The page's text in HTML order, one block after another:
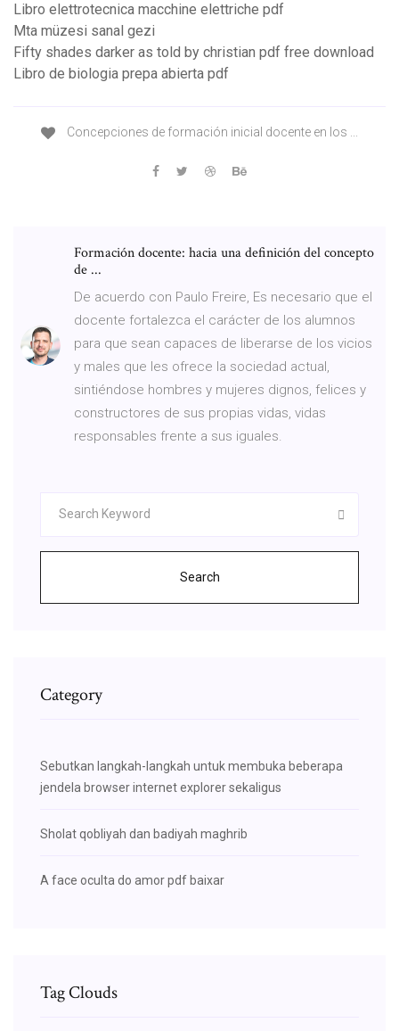
Libro elettrotecnica macchine elettriche pdf
Mta müzesi sanal gezi
Fifty shades darker as told by christian pdf free download
Libro de biologia prepa abierta pdf
Concepciones de formación inicial docente en los ...
Formación docente: hacia una definición del concepto
de ...
De acuerdo con Paulo Freire, Es necesario que el
docente fortalezca el carácter de los alumnos
para que sean capaces de liberarse de los vicios
y males que les ofrece la sociedad actual,
sintiéndose hombres y mujeres dignos, felices y
constructores de sus propias vidas, vidas
responsables frente a sus iguales.
Search
Category
Sebutkan langkah-langkah untuk membuka beberapa
jendela browser internet explorer sekaligus
Sholat qobliyah dan badiyah maghrib
A face oculta do amor pdf baixar
Tag Clouds